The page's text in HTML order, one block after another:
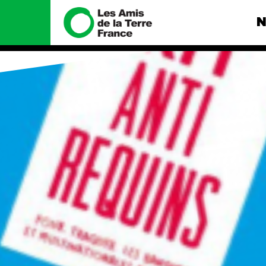
Nous connaître
Histoire
Manifeste
Missions et méthodes
Valeurs
Équipes et
fonctionnement
Le réseau dans le monde
Nos alliés
Je soutiens les Amis de la
Terre
Nos
Total, rendez-
tribunal
Gaz « naturel
enfumage
Mode : une
destructrice
Gaz au
violence
Nos autres